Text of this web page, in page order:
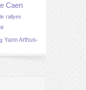
Caen
rallyes
Yann Arthus-